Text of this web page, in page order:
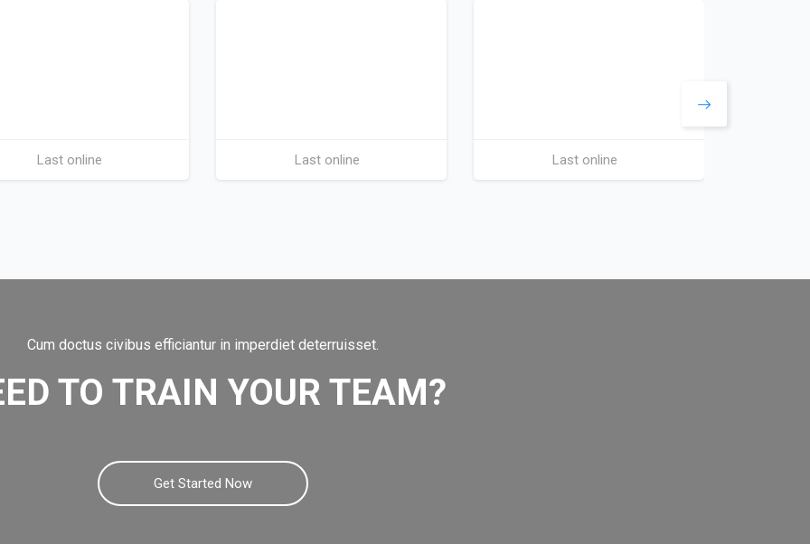
Last online Last online Last online
Cum doctus civibus efficiantur in imperdiet deterruisset.
TO TRAIN YOUR TEAM?
Get Started Now